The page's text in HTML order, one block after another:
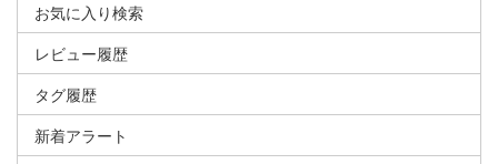
お気に入り検索
レビュー履歴
タグ履歴
新着アラート